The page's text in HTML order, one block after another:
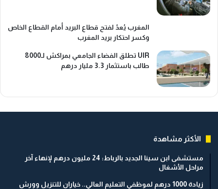
المغرب يُعدّ لفتح قطاع البريد أمام القطاع الخاص
وكسر احتكار بريد المغرب
UIR تطلق الفضاء الجامعي بمراكش لـ8000
طالب باستثمار 3.3 مليار درهم
الأكثر مشاهدة
مستشفى ابن سينا الجديد بالرباط: 24 مليون درهم لإنهاء آخر
مراحل الأشغال
زيادة 1000 درهم لموظفي التعليم العالي.. خياران للتنزيل وورش